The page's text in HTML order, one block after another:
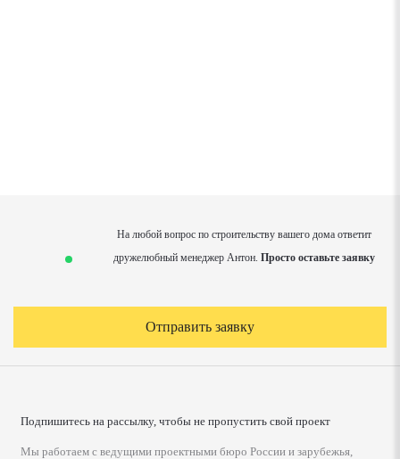
На любой вопрос по строительству вашего дома ответит
дружелюбный менеджер Антон.Просто оставьте заявку
Отправить заявку
Подпишитесь на рассылку, чтобы не пропустить свой проект
Мы работаем с ведущими проектными бюро России и зарубежья,